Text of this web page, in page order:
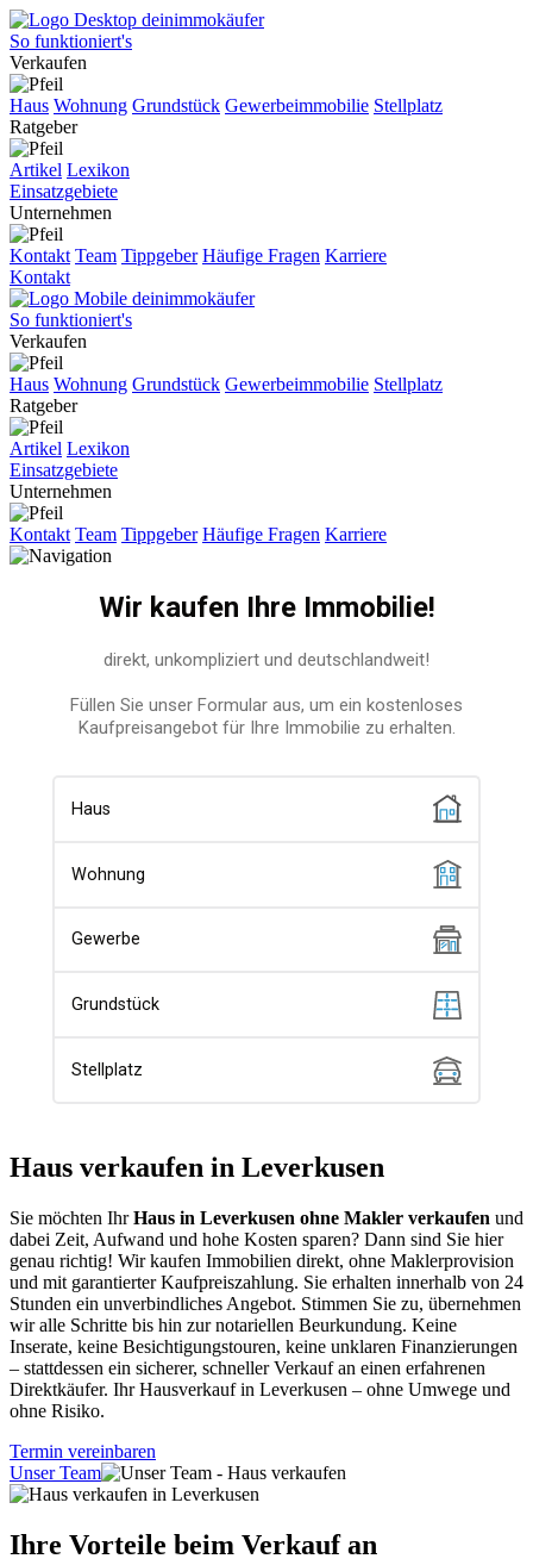
So funktioniert's
Verkaufen
Haus Wohnung Grundstück Gewerbeimmobilie Stellplatz
Ratgeber
Artikel Lexikon
Einsatzgebiete
Unternehmen
Kontakt Team Tippgeber Häufige Fragen Karriere
Kontakt
So funktioniert's
Verkaufen
Haus Wohnung Grundstück Gewerbeimmobilie Stellplatz
Ratgeber
Artikel Lexikon
Einsatzgebiete
Unternehmen
Kontakt Team Tippgeber Häufige Fragen Karriere
Haus verkaufen in Leverkusen
Sie möchten IhrHaus in Leverkusen ohne Makler verkaufen und
dabei Zeit, Aufwand und hohe Kosten sparen? Dann sind Sie hier
genau richtig! Wir kaufen Immobilien direkt, ohne Maklerprovision
und mit garantierter Kaufpreiszahlung. Sie erhalten innerhalb von 24
Stunden ein unverbindliches Angebot. Stimmen Sie zu, übernehmen
wir alle Schritte bis hin zur notariellen Beurkundung. Keine
Inserate, keine Besichtigungstouren, keine unklaren Finanzierungen
– stattdessen ein sicherer, schneller Verkauf an einen erfahrenen
Direktkäufer. Ihr Hausverkauf in Leverkusen – ohne Umwege und
ohne Risiko.
Termin vereinbaren
Unser Team
Ihre Vorteile beim Verkauf an